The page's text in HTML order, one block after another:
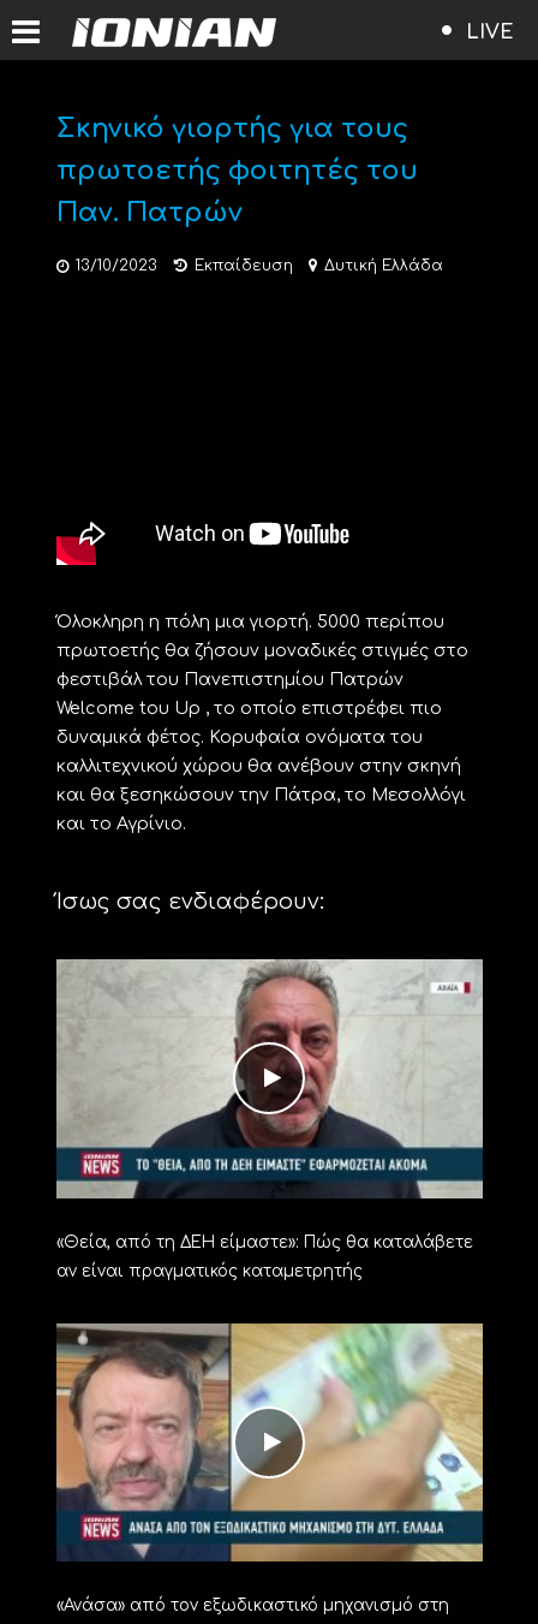
LIVE
Σκηνικό γιορτής για τους
πρωτοετής φοιτητές του
Παν. Πατρών
13/10/2023 Εκπαίδευση Δυτική Ελλάδα
Όλοκληρη η πόλη μια γιορτή. 5000 περίπου
πρωτοετής θα ζήσουν μοναδικές στιγμές στο
φεστιβάλ του Πανεπιστημίου Πατρών
Welcome tου Up , το οποίο επιστρέφει πιο
δυναμικά φέτος. Κορυφαία ονόματα του
καλλιτεχνικού χώρου θα ανέβουν στην σκηνή
και θα ξεσηκώσουν την Πάτρα, το Μεσολλόγι
και το Αγρίνιο.
Ίσως σας ενδιαφέρουν:
«Θεία, από τη ΔΕΗ είμαστε»: Πώς θα καταλάβετε
αν είναι πραγματικός καταμετρητής
«Ανάσα» από τον εξωδικαστικό μηχανισμό στη